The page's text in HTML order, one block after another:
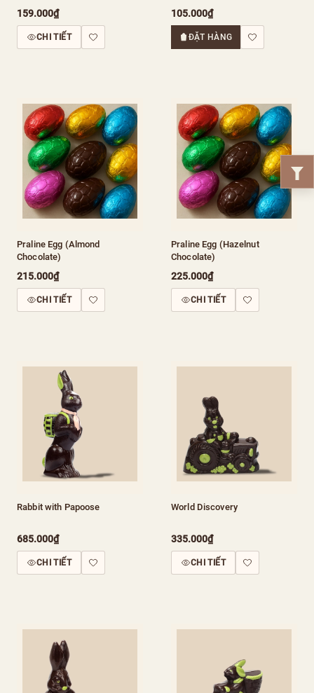
159.000₫
CHI TIẾT
105.000₫
ĐẶT HÀNG
Praline Egg (Almond
Chocolate)
215.000₫
CHI TIẾT
Praline Egg (Hazelnut
Chocolate)
225.000₫
CHI TIẾT
Rabbit with Papoose
685.000₫
CHI TIẾT
World Discovery
335.000₫
CHI TIẾT